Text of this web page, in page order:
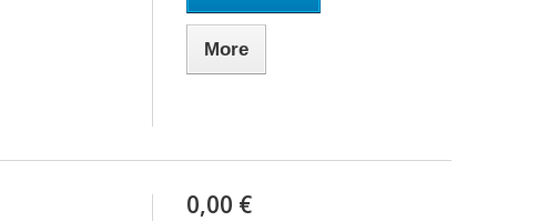
More
0,00 €